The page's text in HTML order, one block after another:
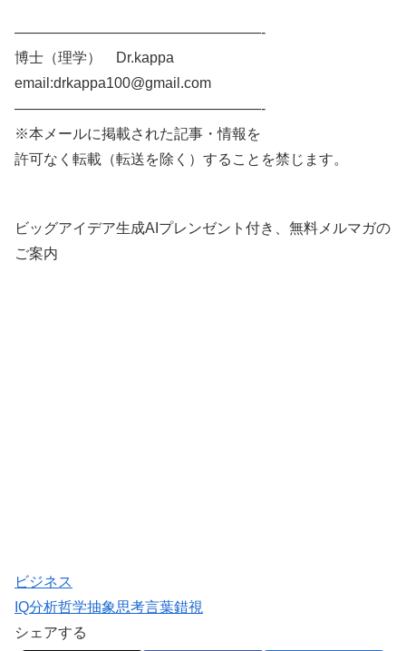
—————————————————-
博士（理学） Dr.kappa
email:drkappa100@gmail.com
—————————————————-
※本メールに掲載された記事・情報を
許可なく転載（転送を除く）することを禁じます。
ビッグアイデア生成AIプレンゼント付き、無料メルマガの
ご案内
ビジネス
IQ分析哲学抽象思考言葉錯視
シェアする